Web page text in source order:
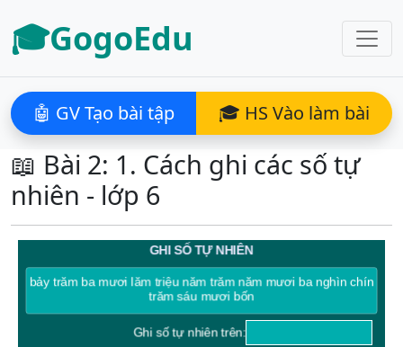
🎓GogoEdu
🤖 GV Tạo bài tập 🎓 HS Vào làm bài
📖 Bài 2: 1. Cách ghi các số tự
nhiên - lớp 6